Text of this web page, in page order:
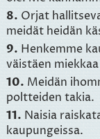
8. Orjat
meidät heidän
9. Henkemme
väistäen
10. Meidän
poltteiden takia.
11. Naisia
kaupungeissa.